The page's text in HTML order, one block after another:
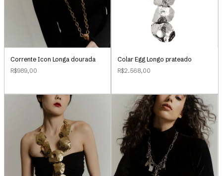
Corrente Icon Longa dourada
R$989,00
Colar Egg Longo prateado
R$2.568,00